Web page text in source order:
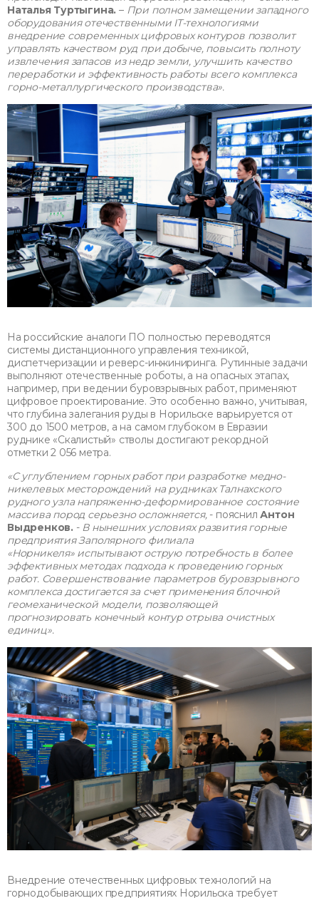
Наталья Туртыгина. – При полном замещении западного
оборудования отечественными IT-технологиями
внедрение современных цифровых контуров позволит
управлять качеством руд при добыче, повысить полноту
извлечения запасов из недр земли, улучшить качество
переработки и эффективность работы всего комплекса
горно-металлургического производства».
На российские аналоги ПО полностью переводятся
системы дистанционного управления техникой,
диспетчеризации и реверс-инжиниринга. Рутинные задачи
выполняют отечественные роботы, а на опасных этапах,
например, при ведении буровзрывных работ, применяют
цифровое проектирование. Это особенно важно, учитывая,
что глубина залегания руды в Норильске варьируется от
300 до 1500 метров, а на самом глубоком в Евразии
руднике «Скалистый» стволы достигают рекордной
отметки 2 056 метра.
«С углублением горных работ при разработке медно-
никелевых месторождений на рудниках Талнахского
рудного узла напряженно-деформированное состояние
массива пород серьезно осложняется, - пояснилАнтон
Выдренков. - В нынешних условиях развития горные
предприятия Заполярного филиала
«Норникеля» испытывают острую потребность в более
эффективных методах подхода к проведению горных
работ. Совершенствование параметров буровзрывного
комплекса достигается за счет применения блочной
геомеханической модели, позволяющей
прогнозировать конечный контур отрыва очистных
единиц».
Внедрение отечественных цифровых технологий на
горнодобывающих предприятиях Норильска требует